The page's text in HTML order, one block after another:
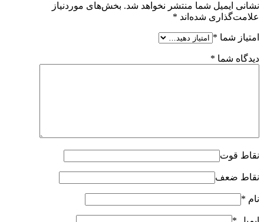
نشانی ایمیل شما منتشر نخواهد شد. بخش‌های موردنیاز
علامت‌گذاری شده‌اند *
امتیاز شما *
دیدگاه شما *
نقاط قوت
نقاط ضعف
نام *